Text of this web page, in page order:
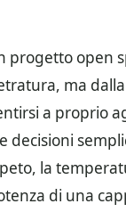
progetto open
ma
a proprio
decisioni
la
di una